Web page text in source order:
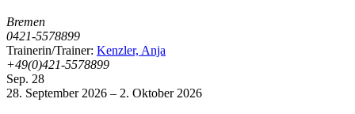
Bremen
0421-5578899
Trainerin/Trainer: Kenzler, Anja
+49(0)421-5578899
Sep. 28
28. September 2026 – 2. Oktober 2026